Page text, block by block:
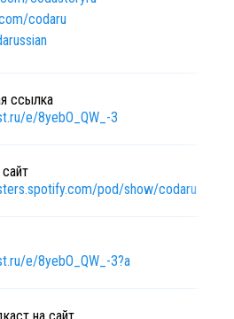
codaru
ссылка
e/8yebO_QW_-3
pod/show/codaru
e/8yebO_QW_-3?a